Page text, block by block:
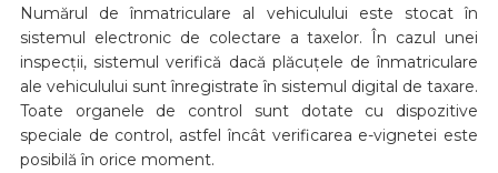
Numărul de înmatriculare al vehiculului este stocat în
sistemul electronic de colectare a taxelor. În cazul unei
inspecții, sistemul verifică dacă plăcuțele de înmatriculare
ale vehiculului sunt înregistrate în sistemul digital de taxare.
Toate organele de control sunt dotate cu dispozitive
speciale de control, astfel încât verificarea e-vignetei este
posibilă în orice moment.